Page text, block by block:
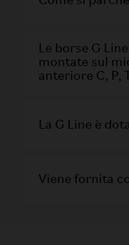
Le borse G
montate sul
anteriore C, P,
La G Line è
Viene fornita